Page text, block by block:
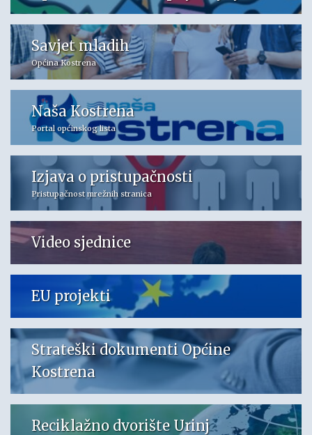
Savjet mladih
Općina Kostrena
Naša Kostrena
Portal općinskog lista
Izjava o pristupačnosti
Pristupačnost mrežnih stranica
Video sjednice
EU projekti
Strateški dokumenti Općine
Kostrena
Reciklažno dvorište Urinj